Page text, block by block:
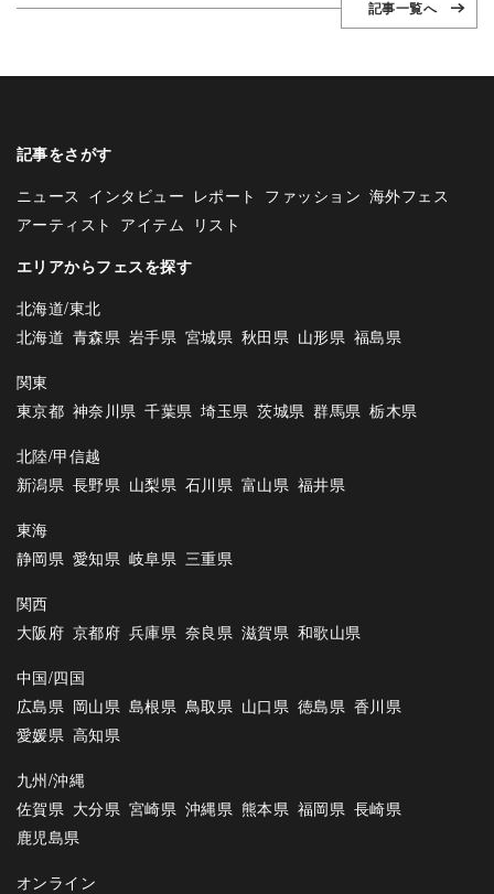
記事一覧へ
記事をさがす
ニュース インタビュー レポート ファッション 海外フェス
アーティスト アイテム リスト
エリアからフェスを探す
北海道/東北
北海道 青森県 岩手県 宮城県 秋田県 山形県 福島県
関東
東京都 神奈川県 千葉県 埼玉県 茨城県 群馬県 栃木県
北陸/甲信越
新潟県 長野県 山梨県 石川県 富山県 福井県
東海
静岡県 愛知県 岐阜県 三重県
関西
大阪府 京都府 兵庫県 奈良県 滋賀県 和歌山県
中国/四国
広島県 岡山県 島根県 鳥取県 山口県 徳島県 香川県
愛媛県 高知県
九州/沖縄
佐賀県 大分県 宮崎県 沖縄県 熊本県 福岡県 長崎県
鹿児島県
オンライン